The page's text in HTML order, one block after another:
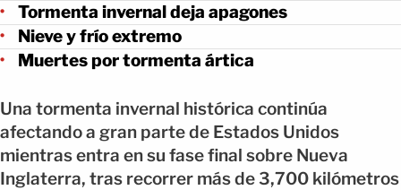
Tormenta invernal deja apagones
Nieve y frío extremo
Muertes por tormenta ártica
Una tormenta invernal histórica continúa
afectando a gran parte de Estados Unidos
mientras entra en su fase final sobre Nueva
Inglaterra, tras recorrer más de 3,700 kilómetros